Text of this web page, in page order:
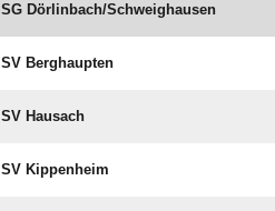
SG Dörlinbach/​Schweighausen
SV Berghaupten
SV Hausach
SV Kippenheim